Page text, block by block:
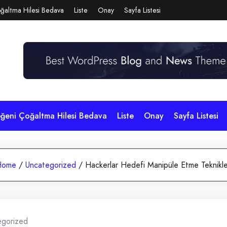
Hilesi Bedava Liste Onay Sayfa Listesi
Çoğaltma Hilesi Bedava Liste Onay Sayfa Listesi
/ Uncategorized / Hackerlar Hedefi Manipüle Etme